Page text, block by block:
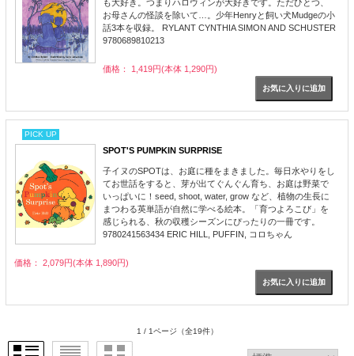
も大好き。つまりハロウィンが大好きです。ただひとつ、
お母さんの怪談を除いて…。少年Henryと飼い犬Mudgeの小
話3本を収録。 RYLANT CYNTHIA SIMON AND SCHUSTER
9780689810213
価格： 1,419円(本体 1,290円)
PICK UP
SPOT'S PUMPKIN SURPRISE
子イヌのSPOTは、お庭に種をまきました。毎日水やりをし
てお世話をすると、芽が出てぐんぐん育ち、お庭は野菜で
いっぱいに！seed, shoot, water, grow など、植物の生長に
まつわる英単語が自然に学べる絵本。「育つよろこび」を
感じられる、秋の収穫シーズンにぴったりの一冊です。
9780241563434 ERIC HILL, PUFFIN, コロちゃん
価格： 2,079円(本体 1,890円)
1 / 1ページ （全19件）